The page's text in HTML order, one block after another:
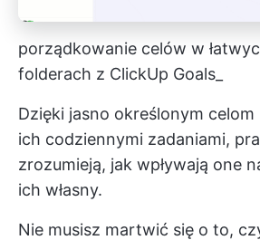
porządkowanie celów w
folderach z ClickUp Goals_
Dzięki jasno określonym celom
ich codziennymi zadaniami,
zrozumieją, jak wpływają one
ich własny.
Nie musisz martwić się o to,